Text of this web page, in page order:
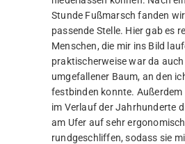
Stunde Fußmarsch fanden
passende Stelle. Hier gab es
Menschen, die mir ins Bild
praktischerweise war da auch
umgefallener Baum, an den
festbinden konnte. Außerdem
im Verlauf der Jahrhunderte
am Ufer auf sehr
rundgeschliffen, sodass sie